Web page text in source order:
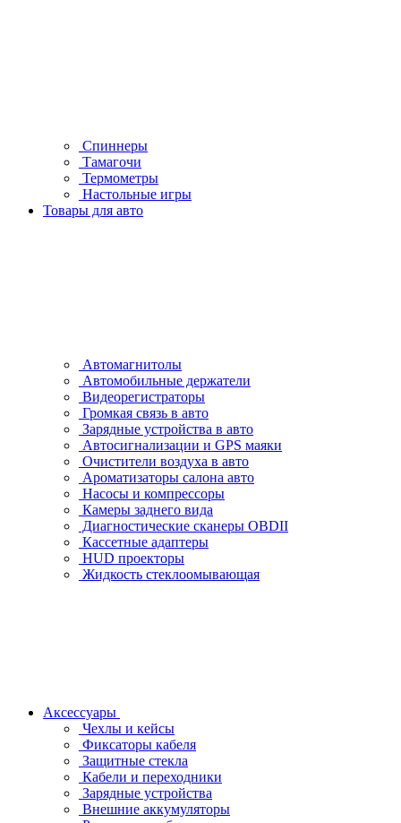
Спиннеры
Тамагочи
Термометры
Настольные игры
Товары для авто
Автомагнитолы
Автомобильные держатели
Видеорегистраторы
Громкая связь в авто
Зарядные устройства в авто
Автосигнализации и GPS маяки
Очистители воздуха в авто
Ароматизаторы салона авто
Насосы и компрессоры
Камеры заднего вида
Диагностические сканеры OBDII
Кассетные адаптеры
HUD проекторы
Жидкость стеклоомывающая
Аксессуары
Чехлы и кейсы
Фиксаторы кабеля
Защитные стекла
Кабели и переходники
Зарядные устройства
Внешние аккумуляторы